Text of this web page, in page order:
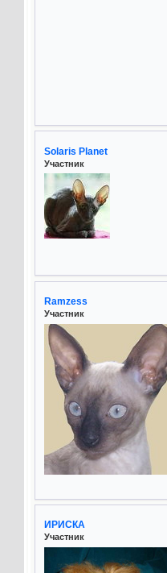
Solaris Planet
Участник
Ramzess
Участник
ИРИСКА
Участник